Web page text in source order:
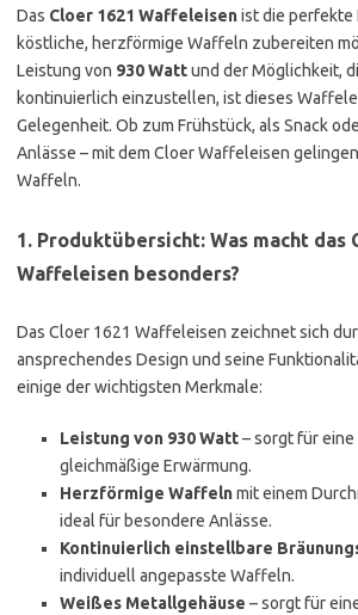
Das Cloer 1621 Waffeleisenist die perfekte
köstliche, herzförmige Waffeln zubereiten
Leistung von 930 Wattund der Möglichkeit,
kontinuierlich einzustellen, ist dieses
Gelegenheit. Ob zum Frühstück, als Snack
Anlässe – mit dem Cloer Waffeleisen
Waffeln.
1. Produktübersicht: Was macht das
Waffeleisen besonders?
Das Cloer 1621 Waffeleisen zeichnet sich
ansprechendes Design und seine
einige der wichtigsten Merkmale:
Leistung von 930 Watt– sorgt für
gleichmäßige Erwärmung.
Herzförmige Waffelnmit einem
ideal für besondere Anlässe.
Kontinuierlich einstellbare
individuell angepasste Waffeln.
Weißes Metallgehäuse – sorgt für